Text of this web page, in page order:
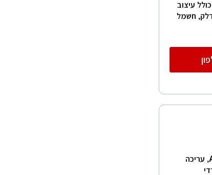
כולל עיצוב
דלק, חשמל
היי חברים אני משרטט אוטוקאד - תוכניות עבודה לביצוע, AS-MADE, עריכה